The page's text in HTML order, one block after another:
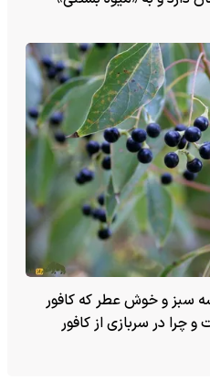
سبز و خوش عطر که کافور
چرا در سربازی از کافور